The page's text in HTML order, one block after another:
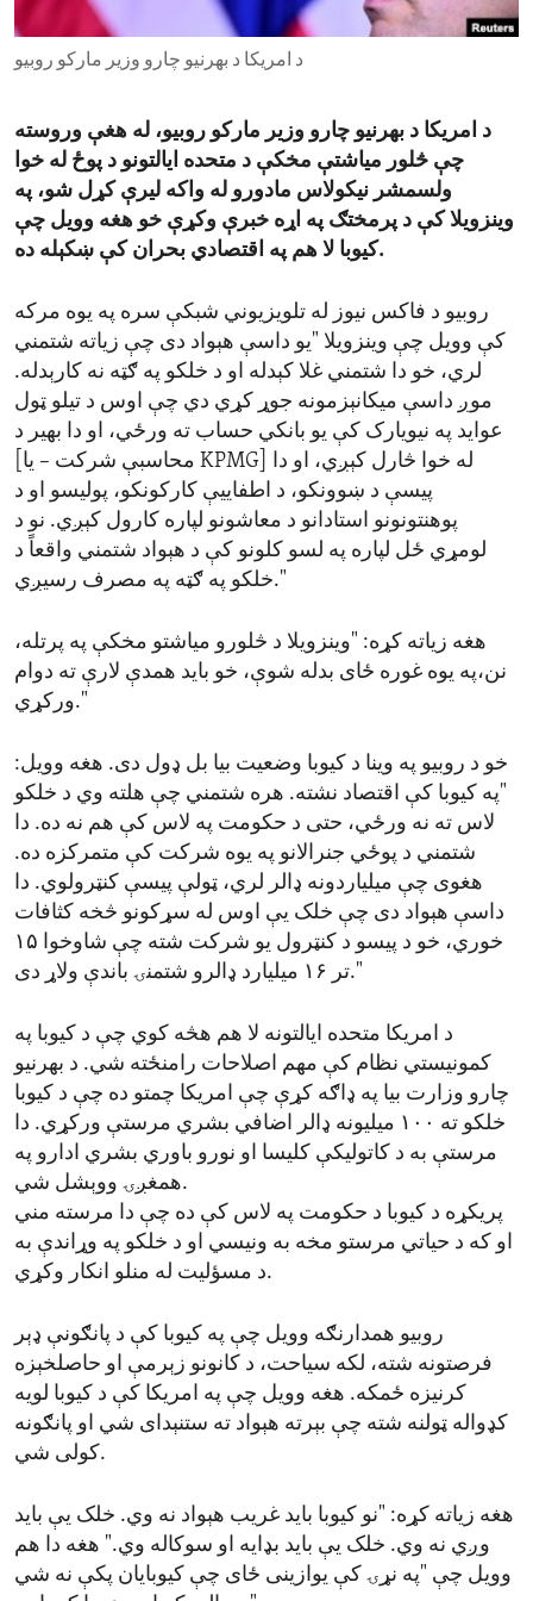
ENVIRONMENT AND HEALTH
IDEALS AND INSTITUTIONS
د امریکا د بهرنیو چارو وزیر مارکو روبیو
د امریکا د بهرنیو چارو وزیر مارکو روبیو، له هغې وروسته
چې څلور میاشتې مخکې د متحده ایالتونو د پوځ له خوا
ولسمشر نیکولاس مادورو له واکه لیرې کړل شو، په
وینزویلا کې د پرمختګ په اړه خبرې وکړې خو هغه وویل چې
کیوبا لا هم په اقتصادي بحران کې ښکېله ده.
روبیو د فاکس نیوز له تلویزیوني شبکې سره په یوه مرکه
کې وویل چې وینزویلا "یو داسې هېواد دی چې زیاته شتمني
لري، خو دا شتمني غلا کېدله او د خلکو په ګټه نه کارېدله.
موږ داسې میکانېزمونه جوړ کړي دي چې اوس د تیلو ټول
عواید په نیویارک کې یو بانکي حساب ته ورځي، او دا بهیر د
پیسې د ښوونکو، د اطفاییې کارکونکو، پولیسو او د
پوهنتونونو استادانو د معاشونو لپاره کارول کېږي. نو د
لومړي ځل لپاره په لسو کلونو کې د هېواد شتمني واقعاً د
خلکو په ګټه په مصرف رسیږي."
هغه زیاته کړه: "وینزویلا د څلورو میاشتو مخکې په پرتله،
نن،په یوه غوره ځای بدله شوې، خو باید همدې لارې ته دوام
ورکړي."
خو د روبیو په وینا د کیوبا وضعیت بیا بل ډول دی. هغه وویل:
"په کیوبا کې اقتصاد نشته. هره شتمني چې هلته وي د خلکو
لاس ته نه ورځي، حتی د حکومت په لاس کې هم نه ده. دا
شتمني د پوځي جنرالانو په یوه شرکت کې متمرکزه ده.
هغوی چې میلیاردونه ډالر لري، ټولې پیسې کنټرولوي. دا
داسې هېواد دی چې خلک یې اوس له سړکونو څخه کثافات
خوري، خو د پیسو د کنټرول یو شرکت شته چې شاوخوا ۱۵
تر ۱۶ میلیارد ډالرو شتمنۍ باندې ولاړ دی."
د امریکا متحده ایالتونه لا هم هڅه کوي چې د کیوبا په
کمونیستي نظام کې مهم اصلاحات رامنځته شي. د بهرنیو
چارو وزارت بیا په ډاګه کړې چې امریکا چمتو ده چې د کیوبا
خلکو ته ۱۰۰ میلیونه ډالر اضافي بشري مرستې ورکړي. دا
مرستې به د کاتولیکې کلیسا او نورو باوري بشري ادارو په
همغږۍ ووېشل شي.
پریکړه د کیوبا د حکومت په لاس کې ده چې دا مرسته مني
او که د حیاتي مرستو مخه به ونیسي او د خلکو په وړاندې به
د مسؤلیت له منلو انکار وکړي.
روبیو همدارنګه وویل چې په کیوبا کې د پانګونې ډېر
فرصتونه شته، لکه سیاحت، د کانونو زېرمې او حاصلخېزه
کرنیزه ځمکه. هغه وویل چې په امریکا کې د کیوبا لویه
کډواله ټولنه شته چې بېرته هېواد ته ستنېدای شي او پانګونه
کولی شي.
هغه زیاته کړه: "نو کیوبا باید غریب هېواد نه وي. خلک یې باید
وږي نه وي. خلک یې باید بډایه او سوکاله وي." هغه دا هم
وویل چې "په نړۍ کې یوازینی ځای چې کیوبایان پکې نه شي